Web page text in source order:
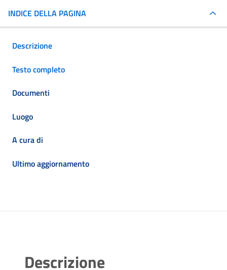
INDICE DELLA PAGINA
Descrizione
Testo completo
Documenti
Luogo
A cura di
Ultimo aggiornamento
Descrizione